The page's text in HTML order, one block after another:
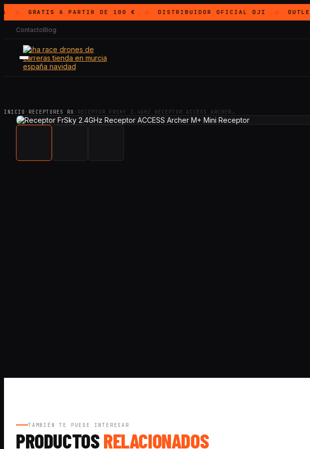
GRATIS A PARTIR DE 100 € DISTRIBUIDOR OFICIAL DJI OUTLET
ContactoBlog
INICIO · RECEPTORES RX · RECEPTOR FRSKY 2.4GHZ RECEPTOR ACCESS ARCHER…
TAMBIÉN TE PUEDE INTERESAR
PRODUCTOSRELACIONADOS